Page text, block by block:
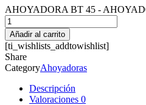
AHOYADORA BT 45 -
Añadir al carrito
[ti_wishlists_addtowishlist]
Share
CategoryAhoyadoras
Descripción
Valoraciones 0